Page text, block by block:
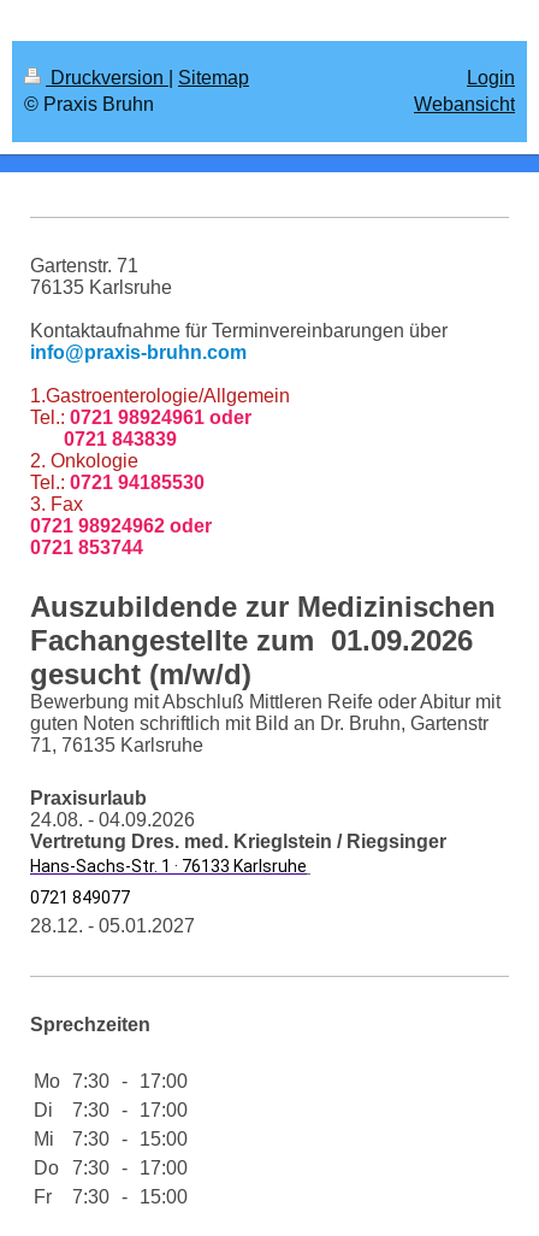
Druckversion
Sitemap
© Praxis Bruhn
Login
Webansicht
Gartenstr. 71
76135 Karlsruhe
Kontaktaufnahme für Terminvereinbarungen über
info@praxis-bruhn.com
1.Gastroenterologie/Allgemein
Tel.: 0721 98924961 oder
0721 843839
2. Onkologie
Tel.: 0721 94185530
3. Fax
0721 98924962 oder
0721 853744
Auszubildende zur Medizinischen
Fachangestellte zum 01.09.2026
gesucht (m/w/d)
Bewerbung mit Abschluß Mittleren Reife oder Abitur mit
guten Noten schriftlich mit Bild an Dr. Bruhn, Gartenstr
71, 76135 Karlsruhe
Praxisurlaub
24.08. - 04.09.2026
Vertretung Dres. med. Krieglstein / Riegsinger
Hans-Sachs-Str. 1 · 76133 Karlsruhe
0721 849077
28.12. - 05.01.2027
Sprechzeiten
Mo 7:30 -
17:00
Di
7:30 -
17:00
Mi
7:30 -
15:00
Do
7:30 -
17:00
Fr
7:30 - 15:00